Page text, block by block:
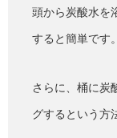
頭から炭酸水を
すると簡単です。
さらに、桶に炭
グするという方